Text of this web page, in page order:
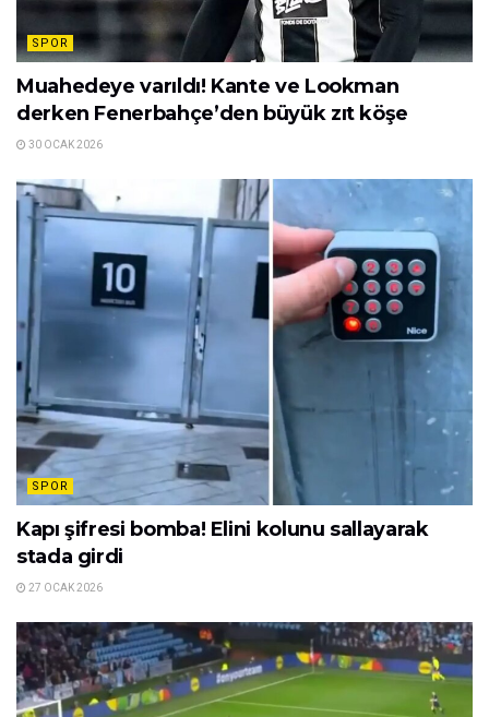
SPOR
Muahedeye varıldı! Kante ve Lookman
derken Fenerbahçe’den büyük zıt köşe
30 OCAK 2026
SPOR
Kapı şifresi bomba! Elini kolunu sallayarak
stada girdi
27 OCAK 2026